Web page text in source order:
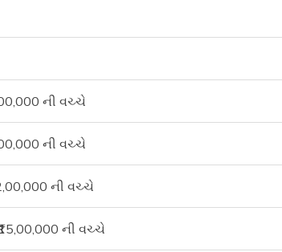
ની વચ્ચે
ની વચ્ચે
ની વચ્ચે
ની વચ્ચે